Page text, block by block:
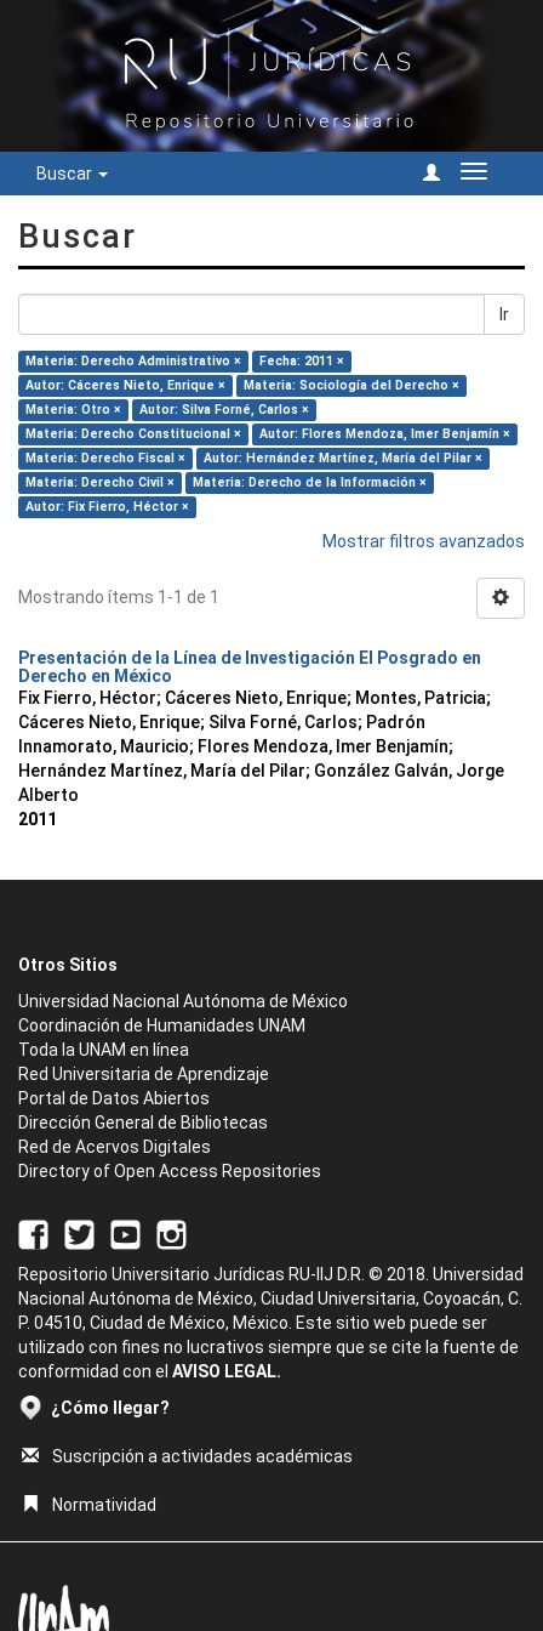
Buscar
Cambiar
Buscar
Ir
Materia: Derecho Administrativo ×
Fecha: 2011 ×
Autor: Cáceres Nieto, Enrique ×
Materia: Sociología del Derecho ×
Materia: Otro ×
Autor: Silva Forné, Carlos ×
Materia: Derecho Constitucional ×
Autor: Flores Mendoza, Imer Benjamín ×
Materia: Derecho Fiscal ×
Autor: Hernández Martínez, María del Pilar ×
Materia: Derecho Civil ×
Materia: Derecho de la Información ×
Autor: Fix Fierro, Héctor ×
Mostrar filtros avanzados
Mostrando ítems 1-1 de 1
Presentación de la Línea de Investigación El Posgrado en
Derecho en México
Fix Fierro, Héctor; Cáceres Nieto, Enrique; Montes, Patricia;
Cáceres Nieto, Enrique; Silva Forné, Carlos; Padrón
Innamorato, Mauricio; Flores Mendoza, Imer Benjamín;
Hernández Martínez, María del Pilar; González Galván, Jorge
Alberto
2011
Otros Sitios
Universidad Nacional Autónoma de México
Coordinación de Humanidades UNAM
Toda la UNAM en línea
Red Universitaria de Aprendizaje
Portal de Datos Abiertos
Dirección General de Bibliotecas
Red de Acervos Digitales
Directory of Open Access Repositories
Repositorio Universitario Jurídicas RU-IIJ D.R. © 2018. Universidad
Nacional Autónoma de México, Ciudad Universitaria, Coyoacán, C.
P. 04510, Ciudad de México, México. Este sitio web puede ser
utilizado con fines no lucrativos siempre que se cite la fuente de
conformidad con el AVISO LEGAL.
¿Cómo llegar?
Suscripción a actividades académicas
Normatividad